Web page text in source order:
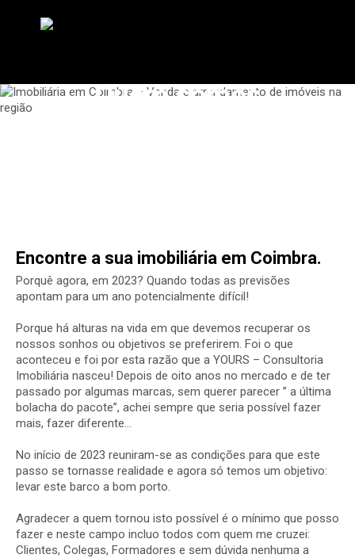
Quem somos
Encontre a sua imobiliária em Coimbra.
Porquê agora, em 2023? Quando todas as previsões
apontam para um ano potencialmente difícil!
Porque há alturas na vida em que devemos recuperar os
nossos sonhos ou objetivos se preferirem. Foi o que
aconteceu e foi por esta razão que a YOURS – Consultoria
Imobiliária nasceu! Depois de oito anos no mercado e de ter
passado por algumas marcas, sem querer parecer ” a última
bolacha do pacote”, achei sempre que seria possível fazer
mais, fazer diferente…
No início de 2023 reuniram-se as condições para que este
passo se tornasse realidade e agora só temos um objetivo:
levar este barco a bom porto.
Agradecer a quem tornou isto possível é o mínimo que posso
fazer e neste campo incluo todos com quem me cruzei:
Clientes, Colegas, Formadores e sem dúvida nenhuma a